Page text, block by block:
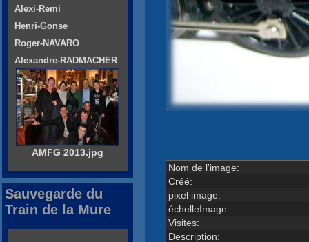
Nom de l'image:
Créé:
pixel image:
échelleImage:
Visites:
Description:
Alexi-Remi
Henri-Gonse
Roger-NAVARO
Alexandre-RADMACHER
AMFG 2013.jpg
Sauvegarde du
Train de la Mure